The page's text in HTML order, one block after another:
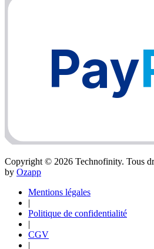
Pay
Copyright © 2026 Technofinity. Tous
by Ozapp
Mentions légales
|
Politique de confidentialité
|
CGV
|